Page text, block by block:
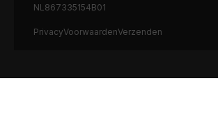
NL867335154B01
PrivacyVoorwaardenVerzenden